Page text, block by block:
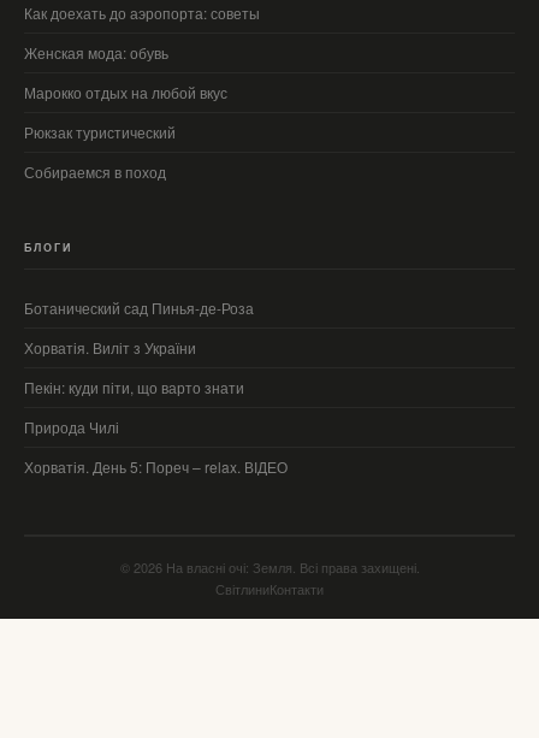
Как доехать до аэропорта: советы
Женская мода: обувь
Марокко отдых на любой вкус
Рюкзак туристический
Собираемся в поход
БЛОГИ
Ботанический сад Пинья-де-Роза
Хорватія. Виліт з України
Пекін: куди піти, що варто знати
Природа Чилі
Хорватія. День 5: Пореч – relax. ВІДЕО
© 2026 На власні очі: Земля. Всі права захищені.
СвітлиниКонтакти